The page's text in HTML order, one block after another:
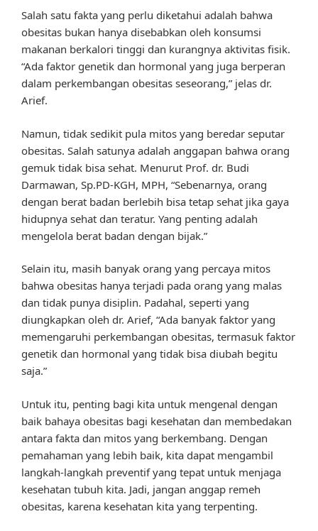
Salah satu fakta yang perlu diketahui adalah bahwa
obesitas bukan hanya disebabkan oleh konsumsi
makanan berkalori tinggi dan kurangnya aktivitas fisik.
“Ada faktor genetik dan hormonal yang juga berperan
dalam perkembangan obesitas seseorang,” jelas dr.
Arief.
Namun, tidak sedikit pula mitos yang beredar seputar
obesitas. Salah satunya adalah anggapan bahwa orang
gemuk tidak bisa sehat. Menurut Prof. dr. Budi
Darmawan, Sp.PD-KGH, MPH, “Sebenarnya, orang
dengan berat badan berlebih bisa tetap sehat jika gaya
hidupnya sehat dan teratur. Yang penting adalah
mengelola berat badan dengan bijak.”
Selain itu, masih banyak orang yang percaya mitos
bahwa obesitas hanya terjadi pada orang yang malas
dan tidak punya disiplin. Padahal, seperti yang
diungkapkan oleh dr. Arief, “Ada banyak faktor yang
memengaruhi perkembangan obesitas, termasuk faktor
genetik dan hormonal yang tidak bisa diubah begitu
saja.”
Untuk itu, penting bagi kita untuk mengenal dengan
baik bahaya obesitas bagi kesehatan dan membedakan
antara fakta dan mitos yang berkembang. Dengan
pemahaman yang lebih baik, kita dapat mengambil
langkah-langkah preventif yang tepat untuk menjaga
kesehatan tubuh kita. Jadi, jangan anggap remeh
obesitas, karena kesehatan kita yang terpenting.